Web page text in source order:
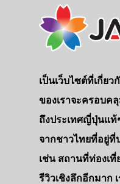
เป็นเว็บไซต์ที่เกี่ย
ของเราจะครอบค
ถึงประเทศญี่ปุ่นแท้
จากชาวไทยที่อยู่
เช่น สถานที่ท่องเ
รีวิวเชิงลึกอีกมาก